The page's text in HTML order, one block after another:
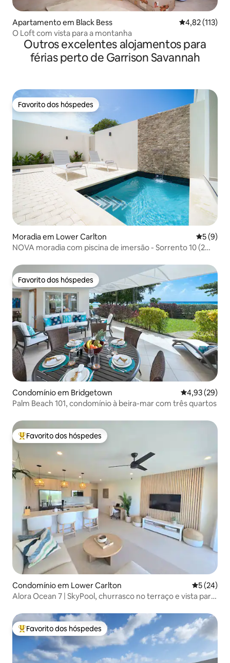
Apartamento em Black Bess Classificação
4,82 (113)
O Loft com vista para a montanha
Outros excelentes alojamentos para
férias perto de Garrison Savannah
Favorito dos hóspedes
Favorito dos hóspedes
Moradia em Lower Carlton
5 (9)
NOVA moradia com piscina de imersão - Sorrento 10 (2
Favorito dos hóspedes
Favorito dos hóspedes
Condomínio em Bridgetown Classificação
4,93 (29)
Palm Beach 101, condomínio à beira-mar com três quartos
Favoritos dos hóspedes mais apreciados
Favorito dos hóspedes
Condomínio em Lower Carlton
5 (24)
Alora Ocean 7 | SkyPool, churrasco no terraço e vista para
Favoritos dos hóspedes mais apreciados
Favorito dos hóspedes